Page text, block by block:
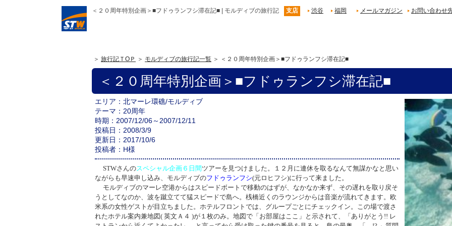
＜２０周年特別企画＞■フドゥランフシ滞在記■ | モルディブの旅行記 メールマガジン お問い合わせ
支店 渋谷 福岡
旅行記ＴOＰ モルディブの旅行記一覧 ＜２０周年特別企画＞■フドゥランフシ滞在記■
＜２０周年特別企画＞■フドゥランフシ滞在記■
エリア 北マーレ環礁/モルディブ
テーマ
20周年
時期
2007/12/06～2007/12/11
投稿日
2008/3/9
更新日
2017/10/6
投稿者
H様
STWさんのスペシャル企画６日間 ツアーを見つけました。１２月に連休を取るなんて無謀かなと思い
ながらも早速申し込み、モルディブのフドゥランフシ(元ロヒフシ)に行って来ました。
モルディブのマーレ空港からはスピードボートで移動のはずが、なかなか来ず、その遅れを取り戻そ
うとしてなのか、波を蹴立てて猛スピードで島へ。桟橋近くのラウンジからは音楽が流れてきます。欧
米系の女性ゲストが目立ちました。ホテルフロントでは、グループごとにチェックイン。この場で渡さ
れたホテル案内兼地図( 英文Ａ４ )が１枚のみ。地図で「お部屋はここ」と示されて、「ありがとう !! レ